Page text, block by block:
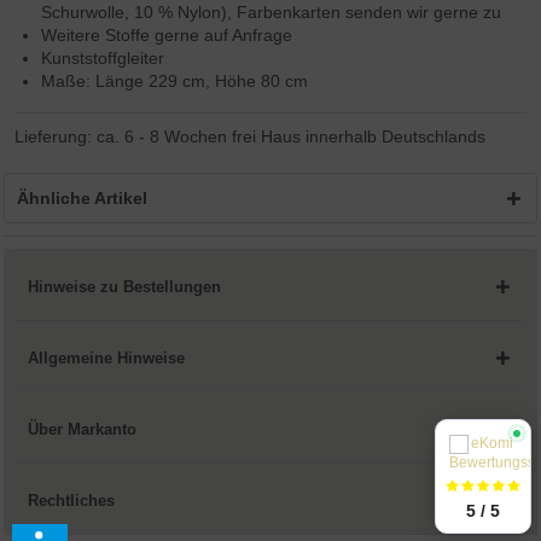
Schurwolle, 10 % Nylon), Farbenkarten senden wir gerne zu
Weitere Stoffe gerne auf Anfrage
Kunststoffgleiter
Maße: Länge 229 cm, Höhe 80 cm
Lieferung: ca. 6 - 8 Wochen frei Haus innerhalb Deutschlands
Ähnliche Artikel
Hinweise zu Bestellungen
Allgemeine Hinweise
Über Markanto
Rechtliches
5 / 5